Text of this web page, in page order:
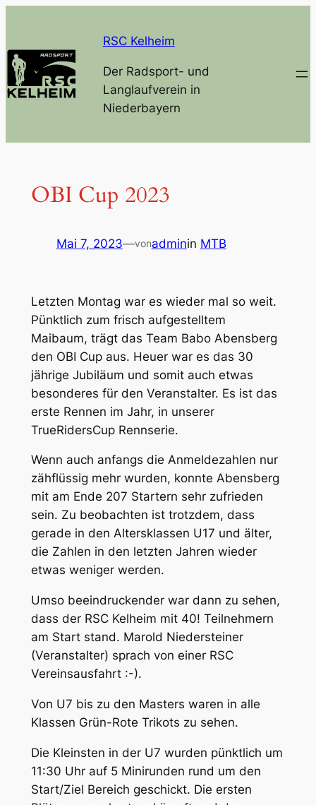
springen
RSC Kelheim
Der Radsport- und
Langlaufverein in
Niederbayern
OBI Cup 2023
Mai 7, 2023—vonadminin MTB
Letzten Montag war es wieder mal so weit.
Pünktlich zum frisch aufgestelltem
Maibaum, trägt das Team Babo Abensberg
den OBI Cup aus. Heuer war es das 30
jährige Jubiläum und somit auch etwas
besonderes für den Veranstalter. Es ist das
erste Rennen im Jahr, in unserer
TrueRidersCup Rennserie.
Wenn auch anfangs die Anmeldezahlen nur
zähflüssig mehr wurden, konnte Abensberg
mit am Ende 207 Startern sehr zufrieden
sein. Zu beobachten ist trotzdem, dass
gerade in den Altersklassen U17 und älter,
die Zahlen in den letzten Jahren wieder
etwas weniger werden.
Umso beeindruckender war dann zu sehen,
dass der RSC Kelheim mit 40! Teilnehmern
am Start stand. Marold Niedersteiner
(Veranstalter) sprach von einer RSC
Vereinsausfahrt :-).
Von U7 bis zu den Masters waren in alle
Klassen Grün-Rote Trikots zu sehen.
Die Kleinsten in der U7 wurden pünktlich um
11:30 Uhr auf 5 Minirunden rund um den
Start/Ziel Bereich geschickt. Die ersten